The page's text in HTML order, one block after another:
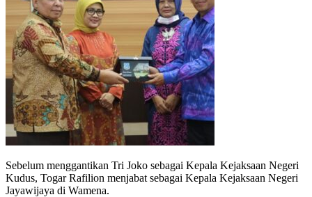
Sebelum menggantikan Tri Joko sebagai Kepala Kejaksaan Negeri
Kudus, Togar Rafilion menjabat sebagai Kepala Kejaksaan Negeri
Jayawijaya di Wamena.